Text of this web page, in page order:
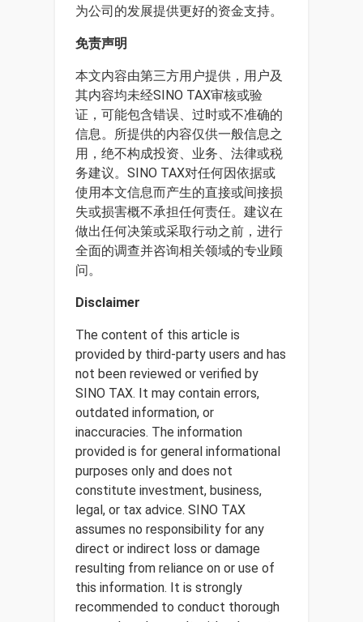
为公司的发展提供更好的资金支持。
免责声明
本文内容由第三方用户提供，用户及
其内容均未经SINO TAX审核或验
证，可能包含错误、过时或不准确的
信息。所提供的内容仅供一般信息之
用，绝不构成投资、业务、法律或税
务建议。SINO TAX对任何因依据或
使用本文信息而产生的直接或间接损
失或损害概不承担任何责任。建议在
做出任何决策或采取行动之前，进行
全面的调查并咨询相关领域的专业顾
问。
Disclaimer
The content of this article is
provided by third-party users and has
not been reviewed or verified by
SINO TAX. It may contain errors,
outdated information, or
inaccuracies. The information
provided is for general informational
purposes only and does not
constitute investment, business,
legal, or tax advice. SINO TAX
assumes no responsibility for any
direct or indirect loss or damage
resulting from reliance on or use of
this information. It is strongly
recommended to conduct thorough